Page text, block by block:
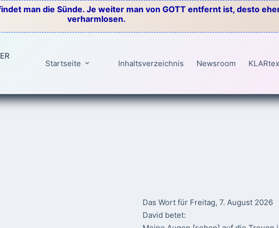
man die Sünde. Je weiter man von GOTT entfernt ist, desto
verharmlosen.
Startseite Inhaltsverzeichnis Newsroom
Das Wort für Freitag, 7. August 2026
David betet: